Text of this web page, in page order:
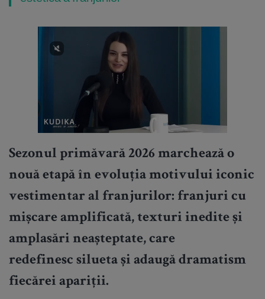
Sezonul primăvară 2026 marchează o
nouă etapă în evoluția motivului iconic
vestimentar al franjurilor: franjuri cu
mișcare amplificată, texturi inedite și
amplasări neașteptate, care
redefinesc silueta și adaugă dramatism
fiecărei apariții.